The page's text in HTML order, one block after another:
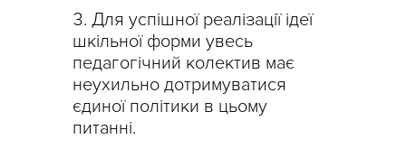
Для успішної реалізації ідеї
шкільної форми увесь
педагогічний колектив має
неухильно дотримуватися
єдиної політики в цьому
питанні.